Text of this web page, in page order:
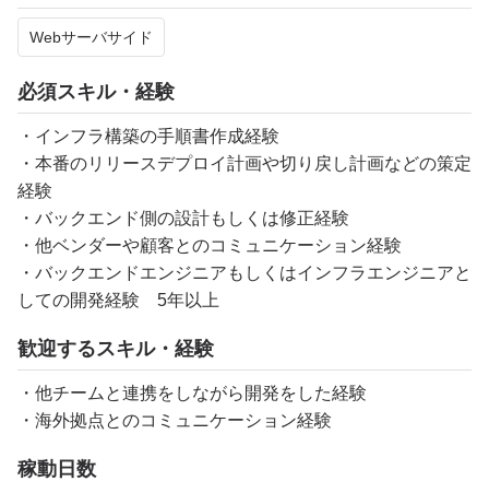
Webサーバサイド
必須スキル・経験
・インフラ構築の手順書作成経験
・本番のリリースデプロイ計画や切り戻し計画などの策定
経験
・バックエンド側の設計もしくは修正経験
・他ベンダーや顧客とのコミュニケーション経験
・バックエンドエンジニアもしくはインフラエンジニアと
しての開発経験 5年以上
歓迎するスキル・経験
・他チームと連携をしながら開発をした経験
・海外拠点とのコミュニケーション経験
稼動日数